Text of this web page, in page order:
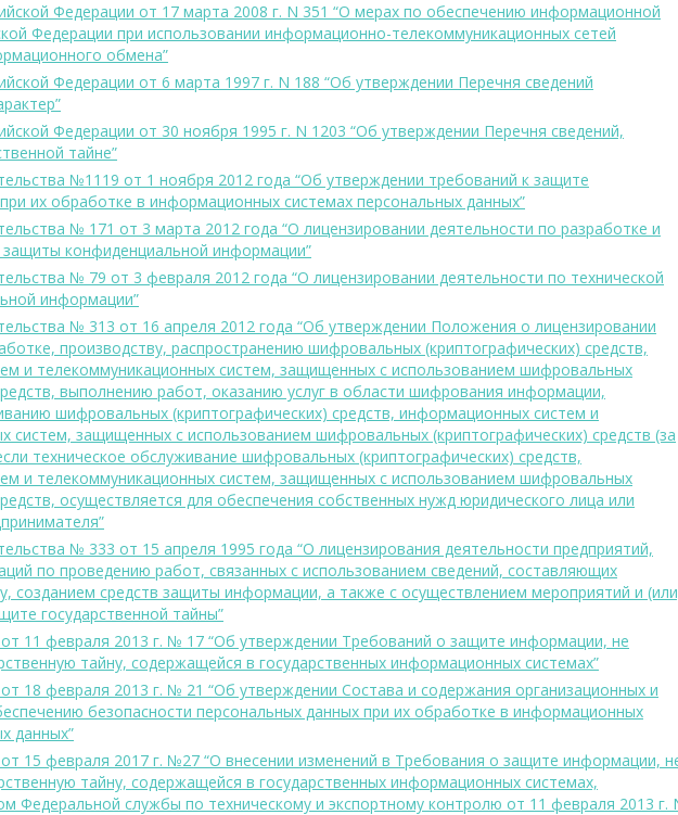
Федерации от 17 марта 2008 г. N 351 “О мерах по обеспечению информационной
Федерации при использовании информационно-телекоммуникационных сетей
обмена”
Федерации от 6 марта 1997 г. N 188 “Об утверждении Перечня сведений
Федерации от 30 ноября 1995 г. N 1203 “Об утверждении Перечня сведений,
тайне”
№1119 от 1 ноября 2012 года “Об утверждении требований к защите
их обработке в информационных системах персональных данных”
№ 171 от 3 марта 2012 года “О лицензировании деятельности по разработке и
защиты конфиденциальной информации”
№ 79 от 3 февраля 2012 года “О лицензировании деятельности по технической
информации”
№ 313 от 16 апреля 2012 года “Об утверждении Положения о лицензировании
производству, распространению шифровальных (криптографических) средств,
и телекоммуникационных систем, защищенных с использованием шифровальных
выполнению работ, оказанию услуг в области шифрования информации,
шифровальных (криптографических) средств, информационных систем и
систем, защищенных с использованием шифровальных (криптографических) средств (за
техническое обслуживание шифровальных (криптографических) средств,
и телекоммуникационных систем, защищенных с использованием шифровальных
осуществляется для обеспечения собственных нужд юридического лица или
№ 333 от 15 апреля 1995 года “О лицензирования деятельности предприятий,
по проведению работ, связанных с использованием сведений, составляющих
созданием средств защиты информации, а также с осуществлением мероприятий и
государственной тайны”
11 февраля 2013 г. № 17 “Об утверждении Требований о защите информации, не
тайну, содержащейся в государственных информационных системах”
18 февраля 2013 г. № 21 “Об утверждении Состава и содержания организационных и
безопасности персональных данных при их обработке в информационных
данных”
15 февраля 2017 г. №27 “О внесении изменений в Требования о защите информации,
тайну, содержащейся в государственных информационных системах,
Федеральной службы по техническому и экспортному контролю от 11 февраля 2013 г.